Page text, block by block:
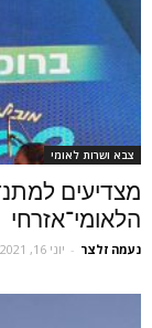
צבא ושרות לאומי
מצדיעים
הלאומי־אזרחי
נעמה זלצר - יוני 16, 2021